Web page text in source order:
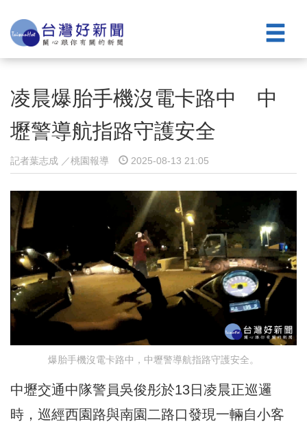
凌晨爆胎手機沒電卡路中 中
壢警導航指路守護安全
記者葉志成 ／桃園報導 2025-08-13 21:05
爆胎手機沒電卡路中，中壢警導航指路守護安全。
中壢交通中隊警員吳俊彤於13日凌晨正巡邏
時，巡經西園路與南園二路口發現一輛自小客